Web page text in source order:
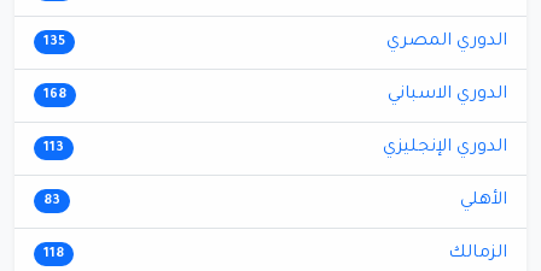
الدوري المصري 135
الدوري الاسباني 168
الدوري الإنجليزي 113
الأهلي 83
الزمالك 118